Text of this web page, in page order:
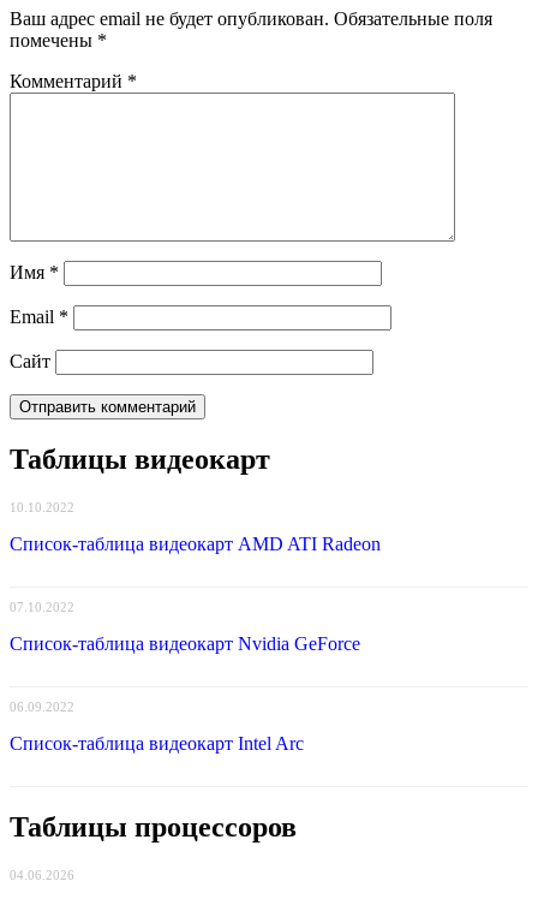
Ваш адрес email не будет опубликован. Обязательные поля
помечены *
Комментарий *
Имя *
Email *
Сайт
Таблицы видеокарт
10.10.2022
Список-таблица видеокарт AMD ATI Radeon
07.10.2022
Список-таблица видеокарт Nvidia GeForce
06.09.2022
Список-таблица видеокарт Intel Arc
Таблицы процессоров
04.06.2026